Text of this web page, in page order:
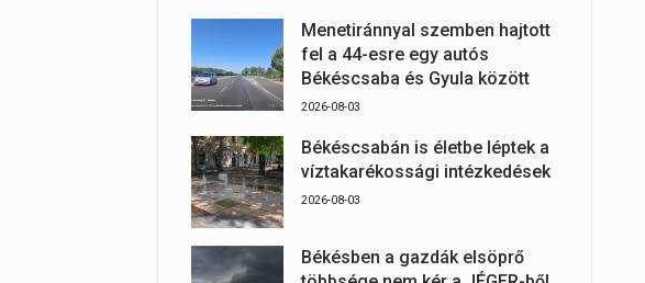
Menetiránnyal szemben hajtott
fel a 44-esre egy autós
Békéscsaba és Gyula között
2026-08-03
Békéscsabán is életbe léptek a
víztakarékossági intézkedések
2026-08-03
Békésben a gazdák elsöprő